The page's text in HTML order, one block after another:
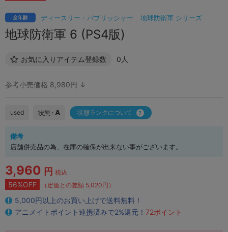
ディースリー・パブリッシャー 地球防衛軍 シリーズ
全年齢
地球防衛軍 6 (PS4版)
お気に入りアイテム登録数 0人
参考小売価格 8,980円 ↓
used 状態 : A 状態ランクについて
備考
店舗併売品の為、在庫の確保が出来ない事がございます。
3,960 円 税込
56%OFF （定価との差額 5,020円）
5,000円以上のお買い上げで送料無料！
アニメイトポイント連携済みで2%還元！ 72ポイント